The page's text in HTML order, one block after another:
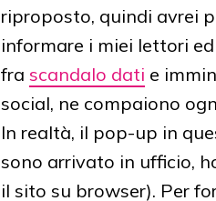
riproposto, quindi avrei
informare i miei lettori
fra scandalo dati e
social, ne compaiono
In realtà, il pop-up in
sono arrivato in ufficio,
il sito su browser). Per